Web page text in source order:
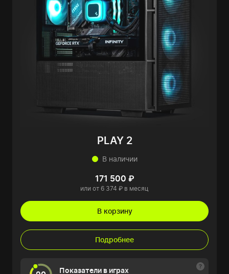
PLAY 2
В наличии
171 500 ₽
или от 6 374 ₽ в месяц
В корзину
Подробнее
Показатели в играх